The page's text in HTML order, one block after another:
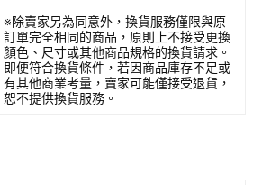
※除賣家另為同意外，換貨服務僅限與原
訂單完全相同的商品，原則上不接受更換
顏色、尺寸或其他商品規格的換貨請求。
即便符合換貨條件，若因商品庫存不足或
有其他商業考量，賣家可能僅接受退貨，
恕不提供換貨服務。